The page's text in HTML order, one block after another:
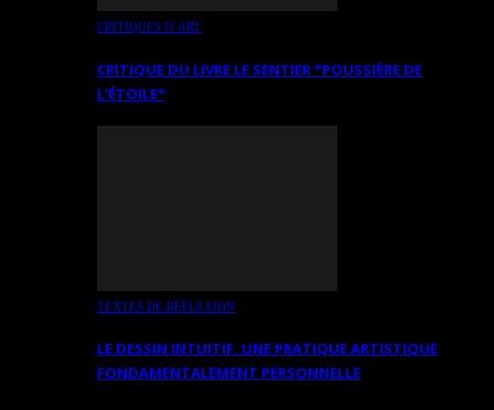
CRITIQUES D’ART
CRITIQUE DU LIVRE LE SENTIER *POUSSIÈRE DE
L’ÉTOILE*
TEXTES DE RÉFLEXION
LE DESSIN INTUITIF. UNE PRATIQUE ARTISTIQUE
FONDAMENTALEMENT PERSONNELLE